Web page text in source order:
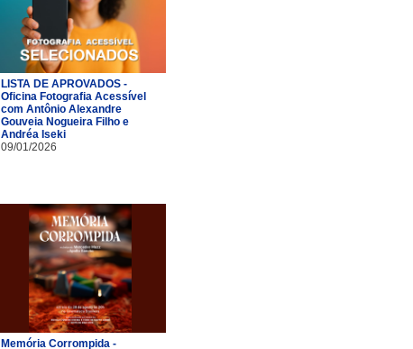
LISTA DE APROVADOS -
Oficina Fotografia Acessível
com Antônio Alexandre
Gouveia Nogueira Filho e
Andréa Iseki
09/01/2026
Memória Corrompida -